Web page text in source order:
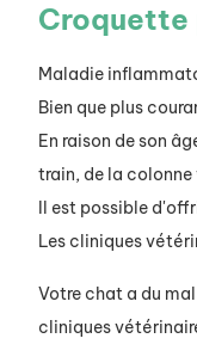
Croquette
Maladie
Bien que plus
En raison de son
train, de la colonne
Il est possible
Les cliniques
Votre chat a du
cliniques